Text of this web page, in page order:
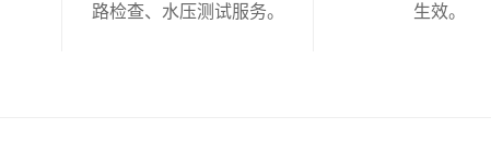
路检查、水压测试服务。
生效。